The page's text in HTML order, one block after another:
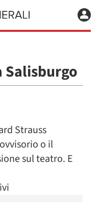
Salisburgo
Strauss
o il
sul teatro. E